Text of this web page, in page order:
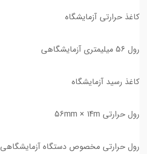
کاغذ حرارتی آزمایشگاه
رول 56 میلیمتری آزمایشگاهی
کاغذ رسید آزمایشگاه
رول حرارتی 56mm × 14m
رول حرارتی مخصوص دستگاه آزمایشگاهی